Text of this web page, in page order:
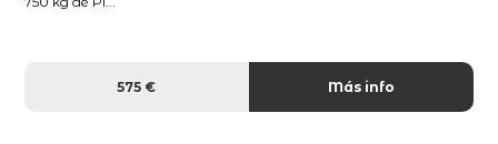
575 € Más info